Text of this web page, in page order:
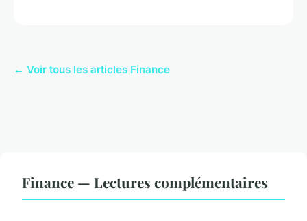
← Voir tous les articles Finance
Finance — Lectures complémentaires